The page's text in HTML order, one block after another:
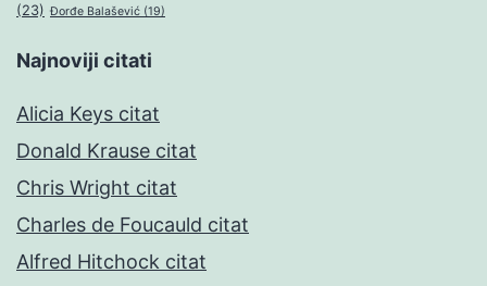
(23) Đorđe Balašević (19)
Najnoviji citati
Alicia Keys citat
Donald Krause citat
Chris Wright citat
Charles de Foucauld citat
Alfred Hitchock citat